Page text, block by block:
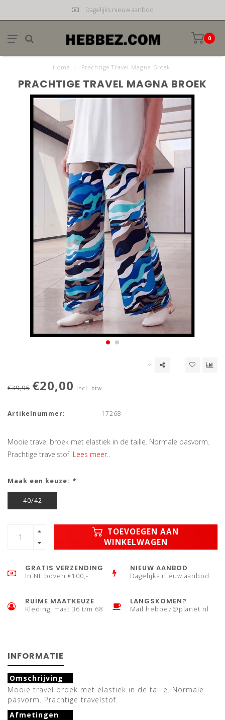
Dagelijks nieuw aanbod
0
Home Prachtige Travel Magna Broek
PRACHTIGE TRAVEL MAGNA BROEK
€39,95 €20,00 Incl. btw
Artikelnummer: 17268
Mooie travel broek met elastiek in de taille. Normale pasvorm.
Prachtige travelstof. Lees meer..
Maak een keuze: *
40/42
TOEVOEGEN AAN
WINKELWAGEN
GRATIS VERZENDING
In NL boven €100,-
NIEUW AANBOD
Dagelijks nieuw aanbod
RUIME MAATKEUZE
Kleding: maat 36 t/m 68
LANGSKOMEN?
Mail hebbez@planet.nl
INFORMATIE
Omschrijving
Mooie travel broek met elastiek in de taille. Normale
pasvorm. Prachtige travelstof.
Afmetingen